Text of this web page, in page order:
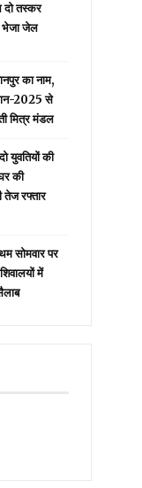
दो तस्कर
भेजा जेल
का नाम,
2025 से
मित्र मंडल
युवतियों की
की
तेज रफ्तार
सोमवार पर
में